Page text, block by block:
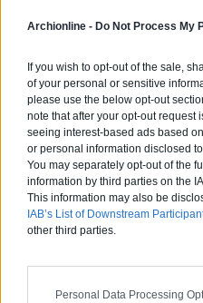
Archionline - Do Not Process My
If you wish to opt-out of the sale,
of your personal or sensitive
please use the below opt-out
note that after your opt-out request
seeing interest-based ads based
or personal information disclosed
You may separately opt-out of the
information by third parties on the
This information may also be
IAB’s List of Downstream
other third parties.
Personal Data Processing
Estimez
votre projet